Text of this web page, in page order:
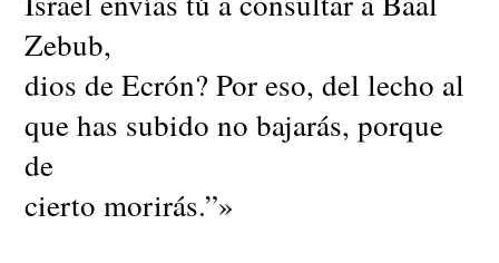
Zebub,
dios de Ecrón? Por eso, del lecho al
que has subido no bajarás, porque
de
cierto morirás.”»